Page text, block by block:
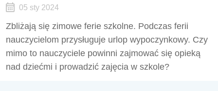
05 sty 2024
Zbliżają się zimowe ferie szkolne. Podczas ferii
nauczycielom przysługuje urlop wypoczynkowy. Czy
mimo to nauczyciele powinni zajmować się opieką
nad dziećmi i prowadzić zajęcia w szkole?